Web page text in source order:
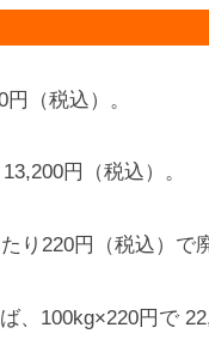
（税込）。
円（税込）。
り220円（税込）で
、100kg×220円で